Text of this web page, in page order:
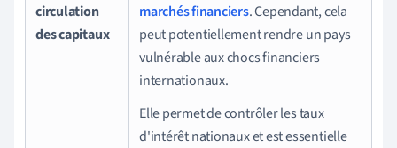
circulation
des capitaux
marchés financiers. Cependant, cela
peut potentiellement rendre un pays
vulnérable aux chocs financiers
internationaux.
Elle permet de contrôler les taux
d'intérêt nationaux et est essentielle